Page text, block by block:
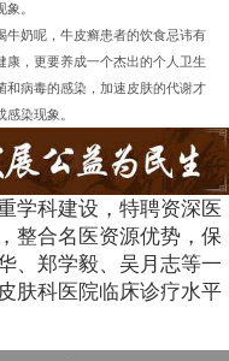
。
奶呢，牛皮癣患者的饮食忌讳有
，更要养成一个杰出的个人卫生
和病毒的感染，加速皮肤的代谢才
染现象。
学科建设，特聘资深医
整合名医资源优势，保
、郑学毅、吴月志等一
肤科医院临床诊疗水平